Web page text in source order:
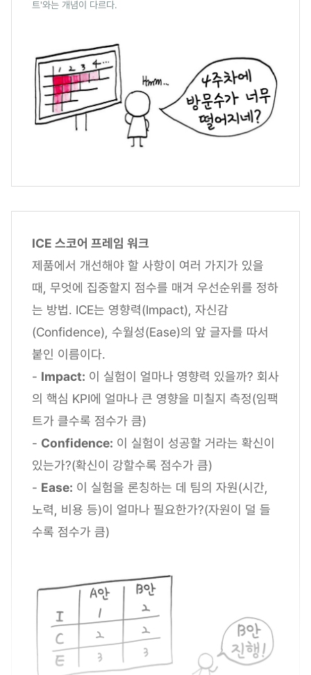
트'와는 개념이 다르다.
ICE 스코어 프레임 워크
제품에서 개선해야 할 사항이 여러 가지가 있을
때, 무엇에 집중할지 점수를 매겨 우선순위를 정하
는 방법. ICE는 영향력(Impact), 자신감
(Confidence), 수월성(Ease)의 앞 글자를 따서
붙인 이름이다.
- Impact: 이 실험이 얼마나 영향력 있을까? 회사
의 핵심 KPI에 얼마나 큰 영향을 미칠지 측정(임팩
트가 클수록 점수가 큼)
- Confidence: 이 실험이 성공할 거라는 확신이
있는가?(확신이 강할수록 점수가 큼)
- Ease: 이 실험을 론칭하는 데 팀의 자원(시간,
노력, 비용 등)이 얼마나 필요한가?(자원이 덜 들
수록 점수가 큼)